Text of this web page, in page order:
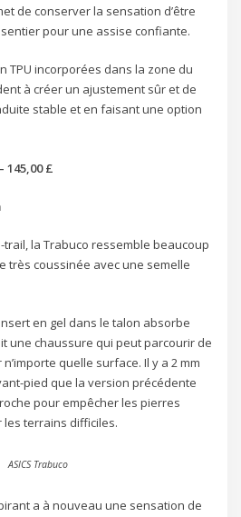
de conserver la sensation d’être
pour une assise confiante.
TPU incorporées dans la zone du
à créer un ajustement sûr et de
stable et en faisant une option
145,00 £
la Trabuco ressemble beaucoup
très coussinée avec une semelle
insert en gel dans le talon absorbe
une chaussure qui peut parcourir de
quelle surface. Il y a 2 mm
pied que la version précédente
pour empêcher les pierres
terrains difficiles.
ASICS Trabuco
a à nouveau une sensation de